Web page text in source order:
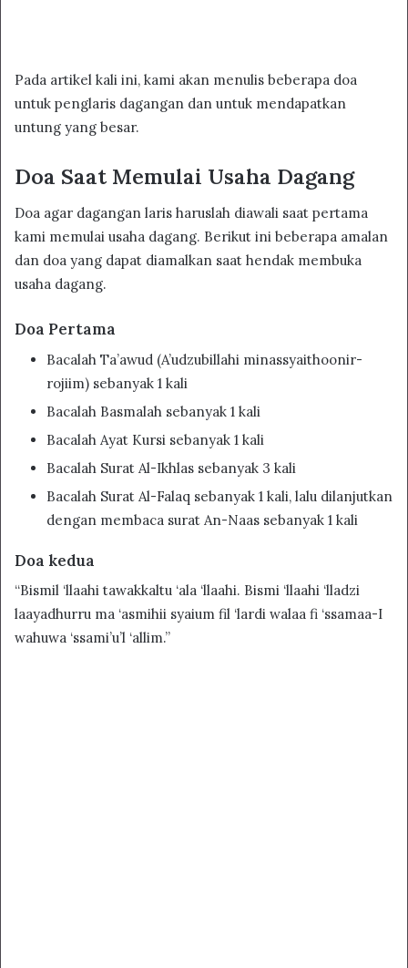
Pada artikel kali ini, kami akan menulis beberapa doa
untuk penglaris dagangan dan untuk mendapatkan
untung yang besar.
Doa Saat Memulai Usaha Dagang
Doa agar dagangan laris haruslah diawali saat pertama
kami memulai usaha dagang. Berikut ini beberapa amalan
dan doa yang dapat diamalkan saat hendak membuka
usaha dagang.
Doa Pertama
Bacalah Ta’awud (A’udzubillahi minassyaithoonir-
rojiim) sebanyak 1 kali
Bacalah Basmalah sebanyak 1 kali
Bacalah Ayat Kursi sebanyak 1 kali
Bacalah Surat Al-Ikhlas sebanyak 3 kali
Bacalah Surat Al-Falaq sebanyak 1 kali, lalu dilanjutkan
dengan membaca surat An-Naas sebanyak 1 kali
Doa kedua
“Bismil ‘llaahi tawakkaltu ‘ala ‘llaahi. Bismi ‘llaahi ‘lladzi
laayadhurru ma ‘asmihii syaium fil ‘lardi walaa fi ‘ssamaa-I
wahuwa ‘ssami’u’l ‘allim.”